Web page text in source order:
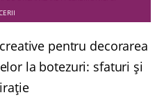
pentru decorarea
la botezuri: sfaturi și